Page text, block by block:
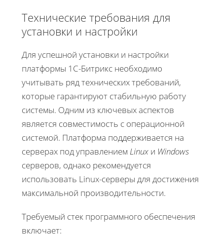
Технические требования для
установки и настройки
Для успешной установки и настройки
платформы 1С-Битрикс необходимо
учитывать ряд технических требований,
которые гарантируют стабильную работу
системы. Одним из ключевых аспектов
является совместимость с операционной
системой. Платформа поддерживается на
серверах под управлением Linux и Windows
серверов, однако рекомендуется
использовать Linux-серверы для достижения
максимальной производительности.
Требуемый стек программного обеспечения
включает: